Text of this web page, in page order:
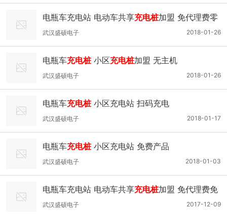
电瓶车充电站 电动车共享充电桩加盟 免代理费零
风险
2018-01-26
武汉盛硕电子
电瓶车充电桩小区充电桩加盟 无主机
2018-01-26
武汉盛硕电子
电瓶车充电桩小区充电站 扫码充电
2018-01-17
武汉盛硕电子
电瓶车充电桩小区充电站 免费产品
2018-01-03
武汉盛硕电子
电瓶车充电站 电动车共享充电桩加盟 免代理费免
费产品
2017-12-09
武汉盛硕电子